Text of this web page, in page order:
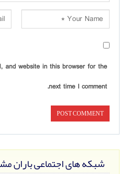
and website in this browser for the
next time I comment.
شبکه های اجتماعی باران